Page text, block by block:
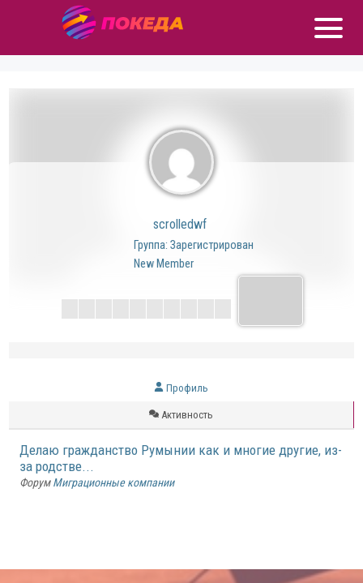
scrolledwf
Группа: Зарегистрирован
New Member
Профиль
Активность
Делаю гражданство Румынии как и многие другие, из-
за родстве...
Форум Миграционные компании